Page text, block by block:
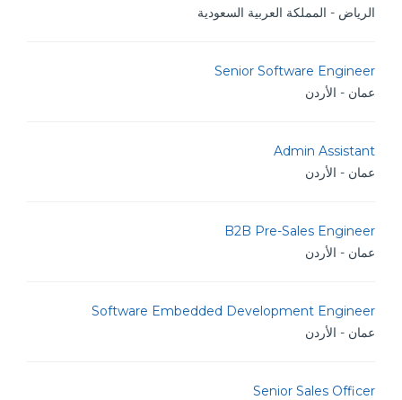
الرياض - المملكة العربية السعودية
Senior Software Engineer
عمان - الأردن
Admin Assistant
عمان - الأردن
B2B Pre-Sales Engineer
عمان - الأردن
Software Embedded Development Engineer
عمان - الأردن
Senior Sales Officer